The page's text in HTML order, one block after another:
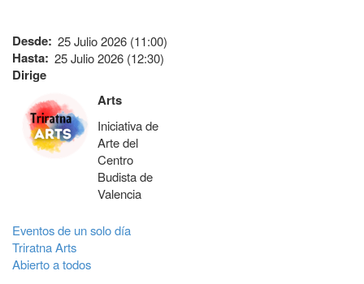
Desde 25 Julio 2026 (11:00)
Hasta 25 Julio 2026 (12:30)
Dirige
Arts
Iniciativa de
Arte del
Centro
Budista de
Valencia
Eventos de un solo día
Triratna Arts
Abierto a todos